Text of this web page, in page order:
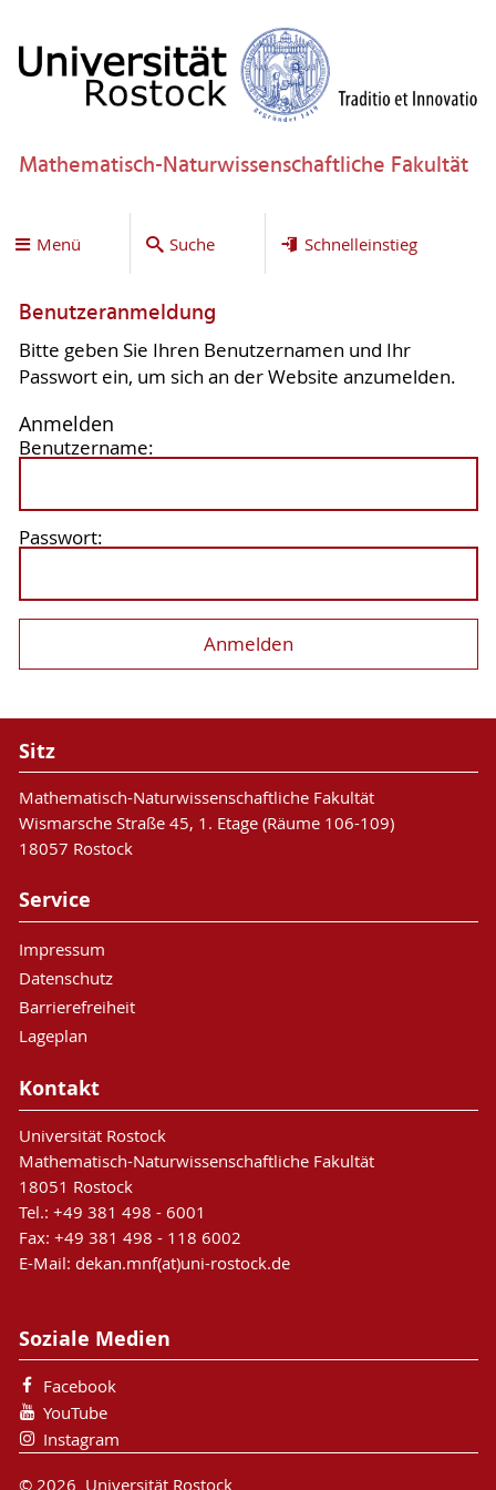
Mathematisch-Naturwissenschaftliche Fakultät
Menü Suche Schnelleinstieg
Benutzeranmeldung
Bitte geben Sie Ihren Benutzernamen und Ihr
Passwort ein, um sich an der Website anzumelden.
Anmelden
Benutzername:
Passwort:
Sitz
Mathematisch-Naturwissenschaftliche Fakultät
Wismarsche Straße 45, 1. Etage (Räume 106-109)
18057 Rostock
Service
Impressum
Datenschutz
Barrierefreiheit
Lageplan
Kontakt
Universität Rostock
Mathematisch-Naturwissenschaftliche Fakultät
18051 Rostock
Tel.: +49 381 498 - 6001
Fax: +49 381 498 - 118 6002
E-Mail: dekan.mnf(at)uni-rostock.de
Soziale Medien
Facebook
YouTube
Instagram
© 2026 Universität Rostock